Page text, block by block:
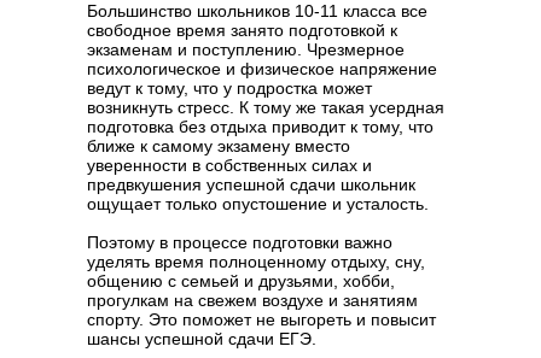
Большинство школьников 10-11 класса все
свободное время занято подготовкой к
экзаменам и поступлению. Чрезмерное
психологическое и физическое напряжение
ведут к тому, что у подростка может
возникнуть стресс. К тому же такая усердная
подготовка без отдыха приводит к тому, что
ближе к самому экзамену вместо
уверенности в собственных силах и
предвкушения успешной сдачи школьник
ощущает только опустошение и усталость.
Поэтому в процессе подготовки важно
уделять время полноценному отдыху, сну,
общению с семьей и друзьями, хобби,
прогулкам на свежем воздухе и занятиям
спорту. Это поможет не выгореть и повысит
шансы успешной сдачи ЕГЭ.